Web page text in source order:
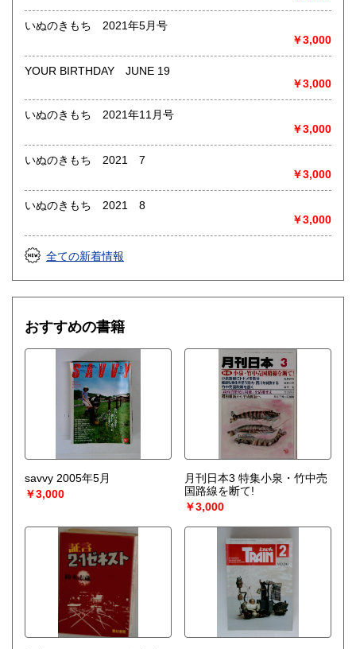
いぬのきもち 2021年5月号
￥3,000
YOUR BIRTHDAY JUNE 19
￥3,000
いぬのきもち 2021年11月号
￥3,000
いぬのきもち 2021 7
￥3,000
いぬのきもち 2021 8
￥3,000
全ての新着情報
おすすめの書籍
savvy 2005年5月
￥3,000
月刊日本3 特集小泉・竹中売
国路線を断て!
￥3,000